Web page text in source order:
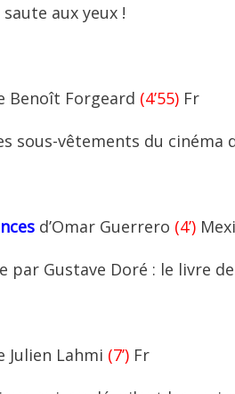
aux yeux !
Benoît Forgeard (4’55) Fr
sous-vêtements du cinéma
d’Omar Guerrero (4’)
par Gustave Doré : le livre
Julien Lahmi (7’) Fr